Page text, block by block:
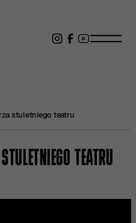
stuletniego teatru
TEATRU